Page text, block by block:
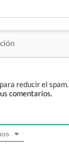
reducir el spam.
comentarios.